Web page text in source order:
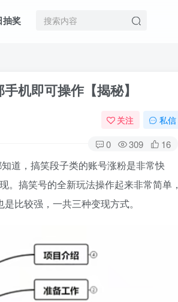
抽奖
机即可操作【揭秘】
关注 私信
0 309 16
道，搞笑段子类的账号涨粉是非常快
。搞笑号的全新玩法操作起来非常简单，
比较强，一共三种变现方式。